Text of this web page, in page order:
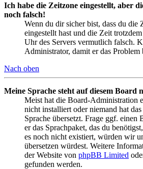
Ich habe die Zeitzone eingestellt, aber
noch falsch!
Wenn du dir sicher bist, dass du die
eingestellt hast und die Zeit
Uhr des Servers vermutlich falsch.
Administrator, damit er das Problem
Nach oben
Meine Sprache steht auf diesem Board
Meist hat die Board-Administration
nicht installiert oder niemand hat
Sprache übersetzt. Frage ggf. einen
er das Sprachpaket, das du
es noch nicht existiert, würden wir
übersetzen würdest. Weitere
der Website von phpBB Limited
gefunden werden.